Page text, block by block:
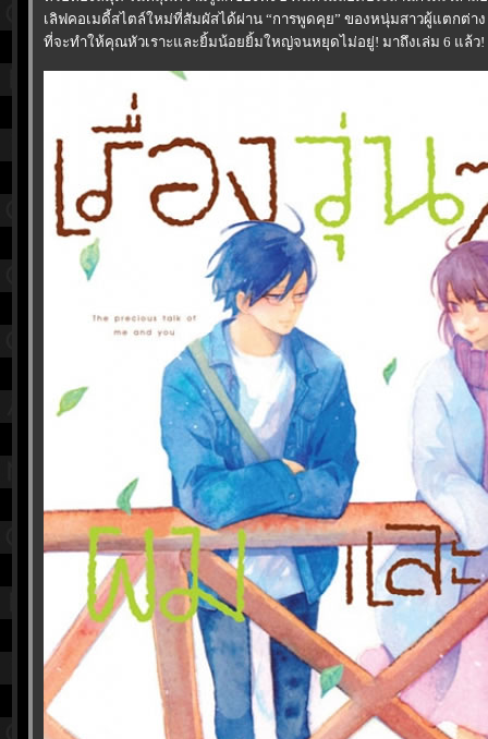
เลิฟคอเมดี้สไตล์ใหม่ที่สัมผัสได้ผ่าน “การพูดคุย” ของหนุ่มสาวผู้แตกต่าง
ที่จะทำให้คุณหัวเราะและยิ้มน้อยยิ้มใหญ่จนหยุดไม่อยู่! มาถึงเล่ม 6 แล้ว!